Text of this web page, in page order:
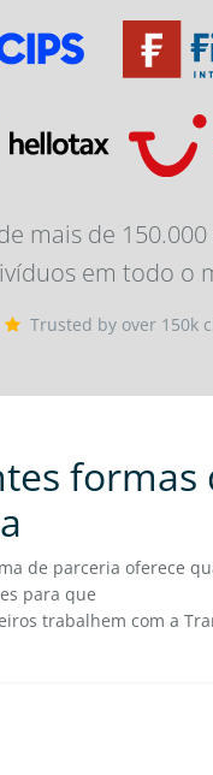
mais de
em todo o
Trusted by over 150k
formas
de parceria oferece
para que
trabalhem com a